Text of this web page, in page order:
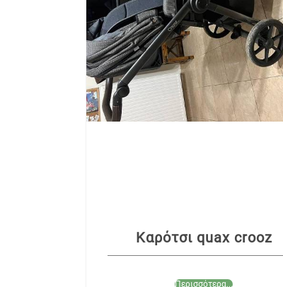
Καρότσι quax crooz
Περισσότερα...